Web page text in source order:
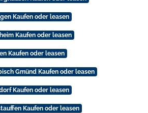
Kaufen oder leasen
Kaufen oder leasen
Kaufen oder leasen
Gmünd Kaufen oder leasen
Kaufen oder leasen
Kaufen oder leasen